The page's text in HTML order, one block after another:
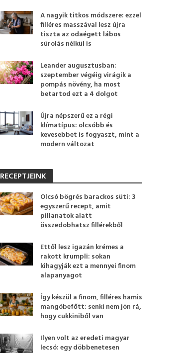
A nagyik titkos módszere: ezzel
filléres masszával lesz újra
tiszta az odaégett lábos
súrolás nélkül is
Leander augusztusban:
szeptember végéig virágik a
pompás növény, ha most
betartod ezt a 4 dolgot
Újra népszerű ez a régi
klímatípus: olcsóbb és
kevesebbet is fogyaszt, mint a
modern változat
RECEPTJEINK
Olcsó bögrés barackos süti: 3
egyszerű recept, amit
pillanatok alatt
összedobhatsz fillérekből
Ettől lesz igazán krémes a
rakott krumpli: sokan
kihagyják ezt a mennyei finom
alapanyagot
Így készül a finom, filléres hamis
mangóbefőtt: senki nem jön rá,
hogy cukkiniből van
Ilyen volt az eredeti magyar
lecsó: egy döbbenetesen